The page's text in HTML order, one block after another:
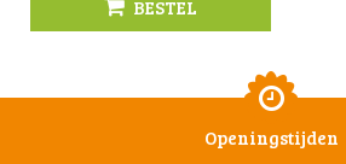
BESTEL
Openingstijden